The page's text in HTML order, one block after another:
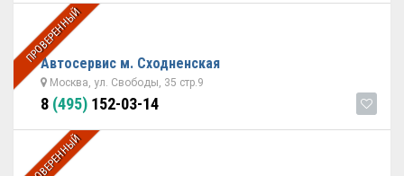
ПРОВЕРЕННЫЙ
Автосервис м. Сходненская
Москва, ул. Свободы, 35 стр.9
8 (495) 152-03-14
ПРОВЕРЕННЫЙ